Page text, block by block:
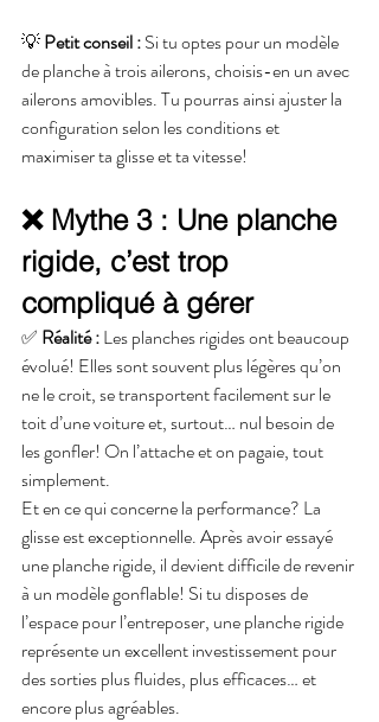
💡 Petit conseil : Si tu optes pour un modèle
de planche à trois ailerons, choisis-en un avec
ailerons amovibles. Tu pourras ainsi ajuster la
configuration selon les conditions et
maximiser ta glisse et ta vitesse!
❌ Mythe 3 : Une planche
rigide, c’est trop
compliqué à gérer
✅ Réalité : Les planches rigides ont beaucoup
évolué! Elles sont souvent plus légères qu’on
ne le croit, se transportent facilement sur le
toit d’une voiture et, surtout… nul besoin de
les gonfler! On l’attache et on pagaie, tout
simplement.
Et en ce qui concerne la performance? La
glisse est exceptionnelle. Après avoir essayé
une planche rigide, il devient difficile de revenir
à un modèle gonflable! Si tu disposes de
l’espace pour l’entreposer, une planche rigide
représente un excellent investissement pour
des sorties plus fluides, plus efficaces… et
encore plus agréables.